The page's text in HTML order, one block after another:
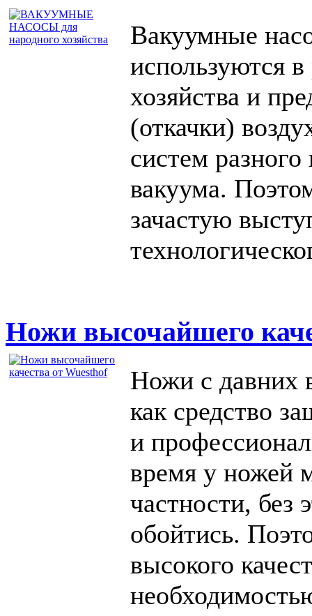
Вакуумные
используются
хозяйства и
(откачки)
систем
вакуума.
зачастую
Ножи высочайшего
Ножи с давних
как средство
и
время у ножей
частности, без
обойтись.
высокого